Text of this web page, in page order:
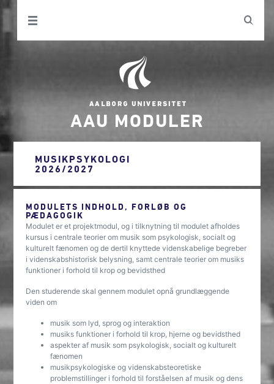
AAU MODULER
MUSIKPSYKOLOGI
2026/2027
MODULETS INDHOLD, FORLØB OG
PÆDAGOGIK
Modulet er et projektmodul, og i tilknytning til modulet afholdes
kursus i centrale teorier om musik som psykologisk, socialt og
kulturelt fænomen og de dertil knyttede videnskabelige begreber
i videnskabshistorisk belysning, samt centrale teorier om musiks
funktioner i forhold til krop og bevidsthed
Den studerende skal gennem modulet opnå grundlæggende
viden om
musik som lyd, sprog og interaktion
musiks funktioner i forhold til krop, hjerne og bevidsthed
aspekter af musik som psykologisk, socialt og kulturelt
fænomen
musikpsykologiske og videnskabsteoretiske
problemstillinger i forhold til forståelsen af musik og dens